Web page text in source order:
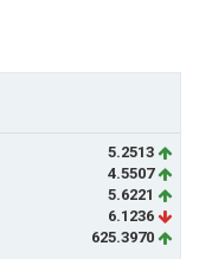
5.2513
4.5507
5.6221
6.1236
625.3970